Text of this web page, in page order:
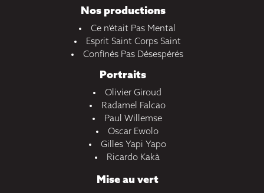
Nos productions
Ce n’était Pas Mental
Esprit Saint Corps Saint
Confinés Pas Désespérés
Portraits
Olivier Giroud
Radamel Falcao
Paul Willemse
Oscar Ewolo
Gilles Yapi Yapo
Ricardo Kakà
Mise au vert